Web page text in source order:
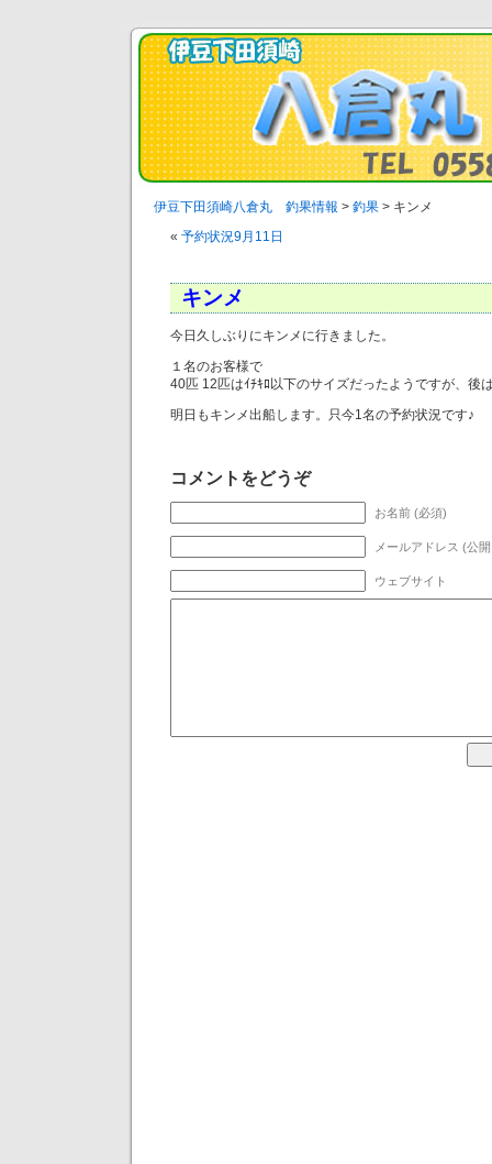
伊豆下田須崎八倉丸 釣果情報 > 釣果 > キンメ
« 予約状況9月11日
キンメ
今日久しぶりにキンメに行きました。
１名のお客様で
40匹 12匹はｲﾁｷﾛ以下のサイズだったようですが、後
明日もキンメ出船します。只今1名の予約状況です♪
コメントをどうぞ
お名前 (必須)
メールアドレス (公
ウェブサイト